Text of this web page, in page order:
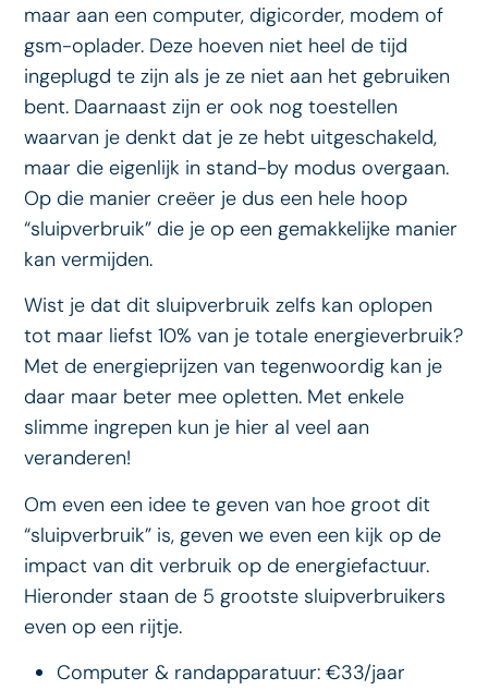
maar aan een computer, digicorder, modem of
gsm-oplader. Deze hoeven niet heel de tijd
ingeplugd te zijn als je ze niet aan het gebruiken
bent. Daarnaast zijn er ook nog toestellen
waarvan je denkt dat je ze hebt uitgeschakeld,
maar die eigenlijk in stand-by modus overgaan.
Op die manier creëer je dus een hele hoop
“sluipverbruik” die je op een gemakkelijke manier
kan vermijden.
Wist je dat dit sluipverbruik zelfs kan oplopen
tot maar liefst 10% van je totale energieverbruik?
Met de energieprijzen van tegenwoordig kan je
daar maar beter mee opletten. Met enkele
slimme ingrepen kun je hier al veel aan
veranderen!
Om even een idee te geven van hoe groot dit
“sluipverbruik” is, geven we even een kijk op de
impact van dit verbruik op de energiefactuur.
Hieronder staan de 5 grootste sluipverbruikers
even op een rijtje.
Computer & randapparatuur: €33/jaar